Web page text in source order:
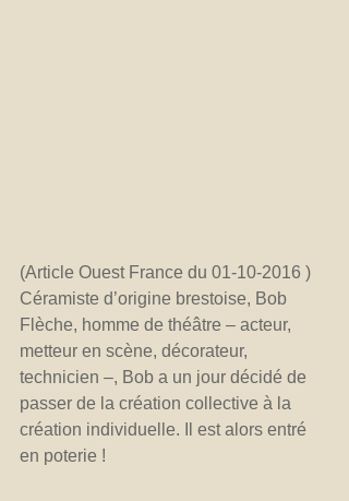
(Article Ouest France du 01-10-2016 )
Céramiste d’origine brestoise, Bob
Flèche, homme de théâtre – acteur,
metteur en scène, décorateur,
technicien –, Bob a un jour décidé de
passer de la création collective à la
création individuelle. Il est alors entré
en poterie !